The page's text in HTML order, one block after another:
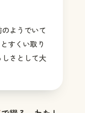
ようでいて
すくい取り
さとして大